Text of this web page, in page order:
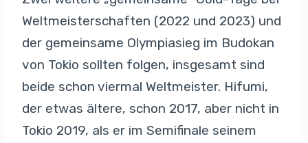
Weltmeisterschaften (2022 und 2023) und
der gemeinsame Olympiasieg im Budokan
von Tokio sollten folgen, insgesamt sind
beide schon viermal Weltmeister. Hifumi,
der etwas ältere, schon 2017, aber nicht in
Tokio 2019, als er im Semifinale seinem